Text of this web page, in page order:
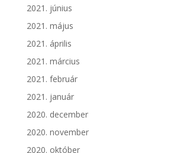
2021. június
2021. május
2021. április
2021. március
2021. február
2021. január
2020. december
2020. november
2020. október